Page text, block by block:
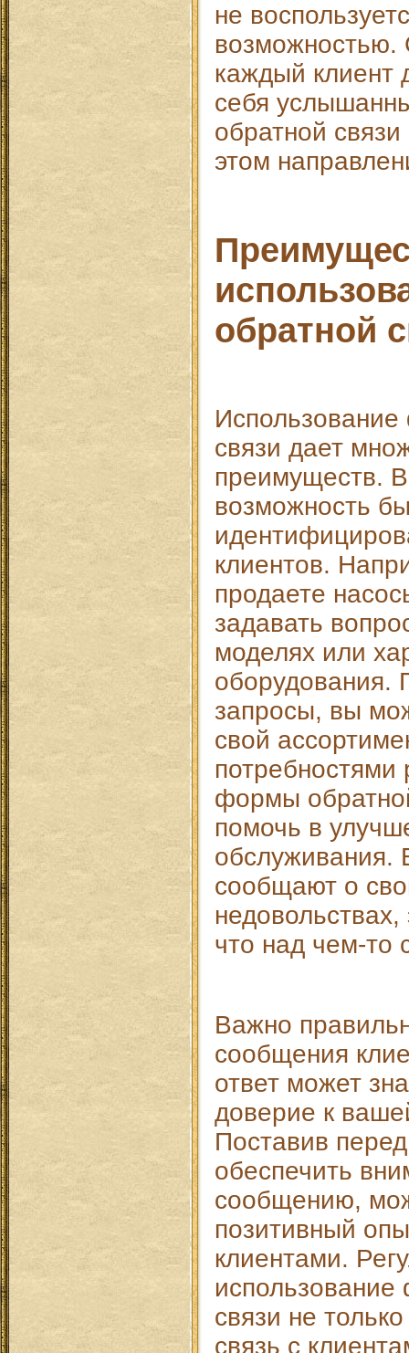
не
возможностью.
каждый клиент
себя
обратной
этом
обратной
связи дает
преимуществ.
возможность
клиентов.
продаете
задавать
моделях или
оборудования.
запросы, вы
свой
формы
помочь в
обслуживания.
сообщают о
недовольствах,
что над чем-то
Важно
сообщения
ответ может
доверие к
Поставив
обеспечить
сообщению,
позитивный
клиентами.
связи не
связь с